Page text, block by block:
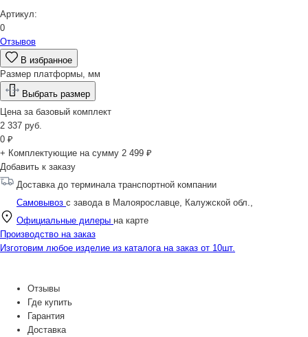
Артикул:
0
Отзывов
В избранное
Размер платформы, мм
Выбрать размер
Цена за базовый комплект
2 337 руб.
0 ₽
+ Комплектующие на сумму 2 499 ₽
Добавить к заказу
Доставка до терминала транспортной компании
Самовывоз с завода в Малоярославце, Калужской обл.,
Официальные дилеры на карте
Производство на заказ
Изготовим любое изделие из каталога на заказ от 10шт.
Отзывы
Где купить
Гарантия
Доставка